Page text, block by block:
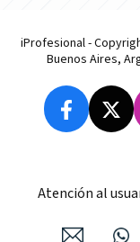
iProfesional -
Buenos Aires,
Atención al